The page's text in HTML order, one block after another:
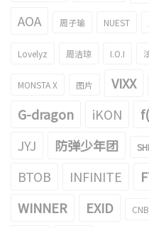
AOA 周子瑜 NUEST
Lovelyz 周洁琼 I.O.I
MONSTA X 图片 VIXX
G-dragon iKON
JYJ 防弹少年团
BTOB INFINITE
WINNER
EXID